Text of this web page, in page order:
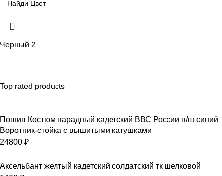
Черный 2
Top rated products
Пошив Костюм парадный кадетский ВВС России п/ш синий
Воротник-стойка с вышитыми катушками
24800 ₽
Аксельбант желтый кадетский солдатский тк шелковой